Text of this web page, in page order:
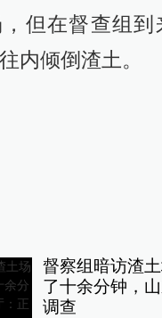
但在督查组到
内倾倒渣土。
督察组暗访渣
了十余分钟，
调查